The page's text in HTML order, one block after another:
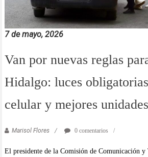
7 de mayo, 2026
Van por nuevas reglas
Hidalgo: luces
celular y mejores unidades
Marisol Flores 0 comentarios
El presidente de la Comisión de Comunicación y